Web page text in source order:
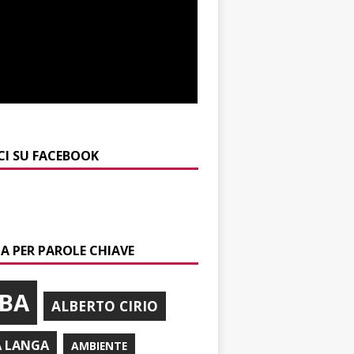
SU FACEBOOK
PER PAROLE CHIAVE
ALBERTO CIRIO
LANGA AMBIENTE